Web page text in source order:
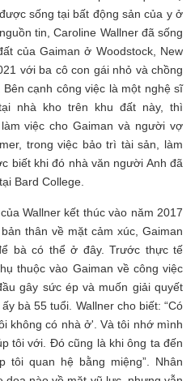
sống tại bất động sản của y ở
tin, Caroline Wallner đã sống
của Gaiman ở Woodstock, New
với ba cô con gái nhỏ và chồng
cạnh công việc là một nghệ sĩ
nhà kho trên khu đất này, thì
việc cho Gaiman và người vợ
trong việc bảo trì tài sản, làm
biết khi đó nhà văn người Anh đã
Bard College.
Wallner kết thúc vào năm 2017
thân về mặt cảm xúc, Gaiman
bà có thể ở đây. Trước thực tế
thuộc vào Gaiman về công việc
gây sức ép và muốn giải quyết
bà 55 tuổi. Wallner cho biết: “Có
không có nhà ở'. Và tôi nhớ mình
tôi với. Đó cũng là khi ông ta đến
tôi quan hệ bằng miệng”. Nhân